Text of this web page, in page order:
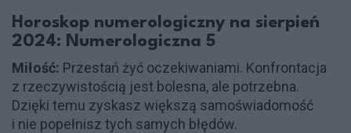
Horoskop numerologiczny na sierpień
2024: Numerologiczna 5
Miłość: Przestań żyć oczekiwaniami. Konfrontacja
z rzeczywistością jest bolesna, ale potrzebna.
Dzięki temu zyskasz większą samoświadomość
i nie popełnisz tych samych błędów.